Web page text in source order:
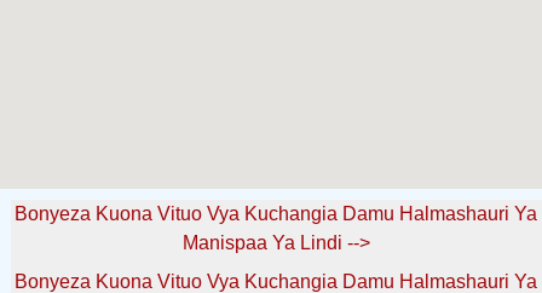
Bonyeza Kuona Vituo Vya Kuchangia Damu Halmashauri Ya
Manispaa Ya Lindi -->
Bonyeza Kuona Vituo Vya Kuchangia Damu Halmashauri Ya